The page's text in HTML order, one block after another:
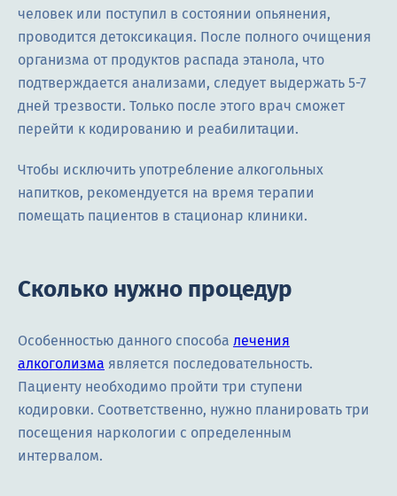
человек или поступил в состоянии опьянения,
проводится детоксикация. После полного очищения
организма от продуктов распада этанола, что
подтверждается анализами, следует выдержать 5-7
дней трезвости. Только после этого врач сможет
перейти к кодированию и реабилитации.
Чтобы исключить употребление алкогольных
напитков, рекомендуется на время терапии
помещать пациентов в стационар клиники.
Сколько нужно процедур
Особенностью данного способа лечения
алкоголизма является последовательность.
Пациенту необходимо пройти три ступени
кодировки. Соответственно, нужно планировать три
посещения наркологии с определенным
интервалом.